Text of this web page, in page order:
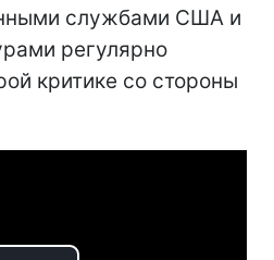
службами США и
регулярно
критике со стороны